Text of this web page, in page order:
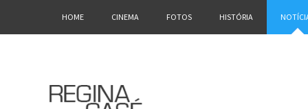
HOME CINEMA FOTOS HISTÓRIA